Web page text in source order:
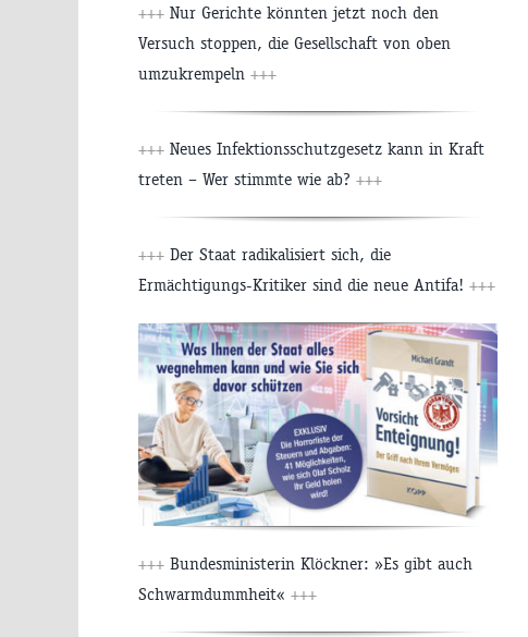
+++ Nur Gerichte könnten jetzt noch den
Versuch stoppen, die Gesellschaft von oben
umzukrempeln +++
+++ Neues Infektionsschutzgesetz kann in Kraft
treten – Wer stimmte wie ab? +++
+++ Der Staat radikalisiert sich, die
Ermächtigungs-Kritiker sind die neue Antifa! +++
+++ Bundesministerin Klöckner: »Es gibt auch
Schwarmdummheit« +++